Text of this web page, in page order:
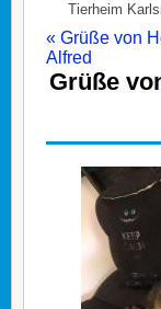
Tierheim
« Grüße von
Alfred
Grüße